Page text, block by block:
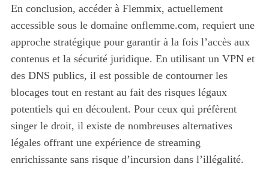
En conclusion, accéder à Flemmix, actuellement
accessible sous le domaine onflemme.com, requiert une
approche stratégique pour garantir à la fois l’accès aux
contenus et la sécurité juridique. En utilisant un VPN et
des DNS publics, il est possible de contourner les
blocages tout en restant au fait des risques légaux
potentiels qui en découlent. Pour ceux qui préfèrent
singer le droit, il existe de nombreuses alternatives
légales offrant une expérience de streaming
enrichissante sans risque d’incursion dans l’illégalité.